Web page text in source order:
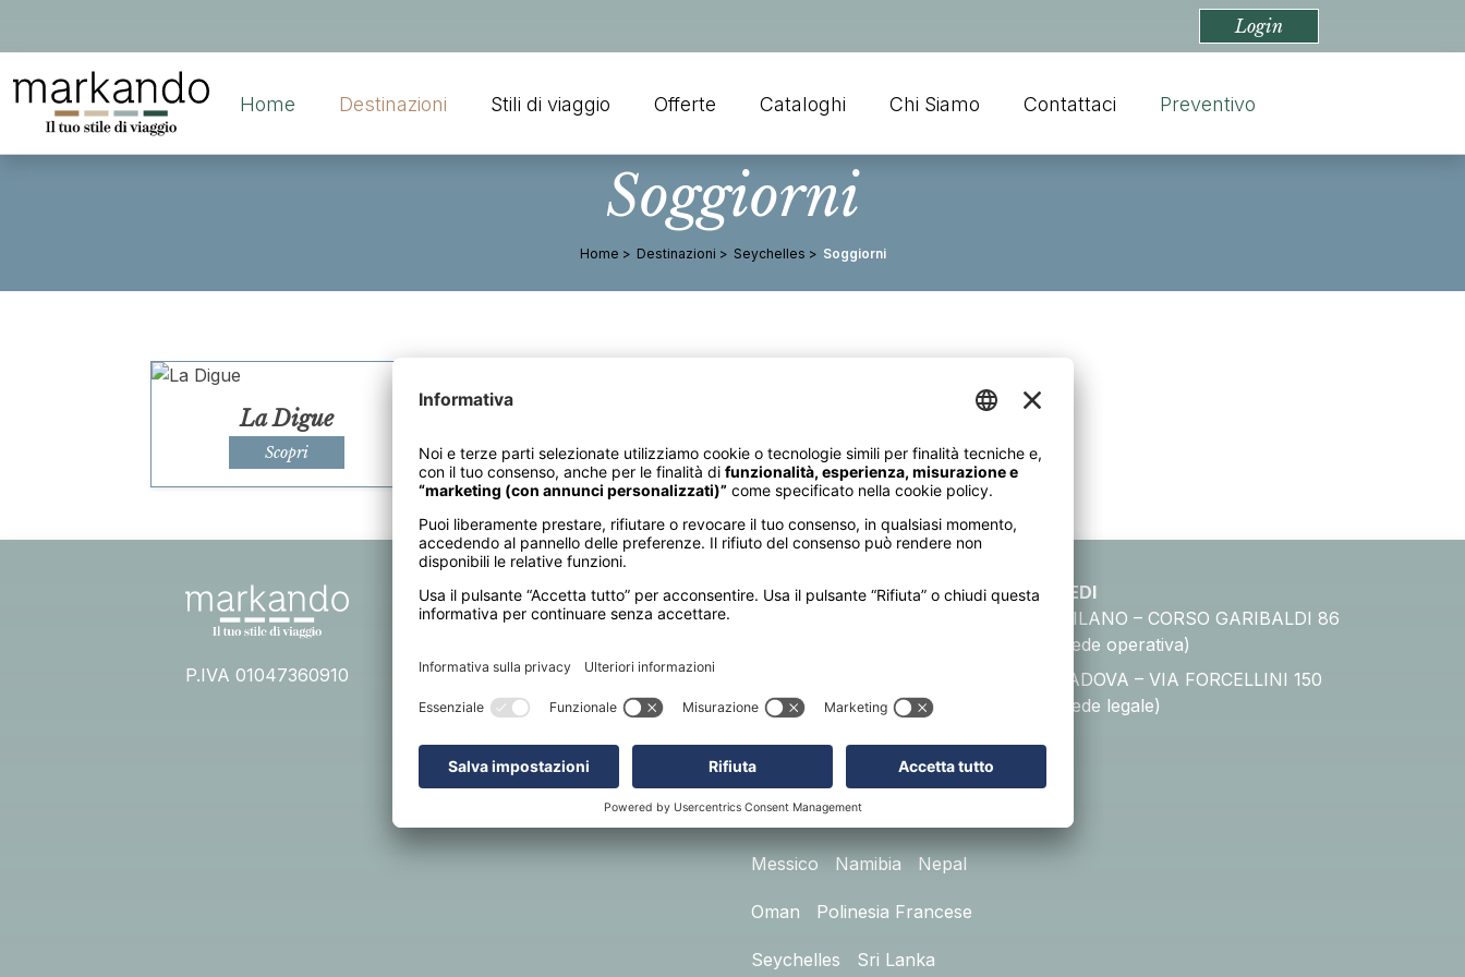
Login
Home Destinazioni Stili di viaggio Offerte Cataloghi Chi Siamo Contattaci Preventivo
Soggiorni
Home Destinazioni Seychelles Soggiorni
La Digue
Scopri Scopri Scopri
P.IVA 01047360910
INFORMAZIONI
Privacy Policy
Cookie Policy
Condizioni di vendita
Assicurazione
DESTINAZIONI
Giordania India Indonesia
Kenya Madagascar Maldive
Malesia e Singapore
Messico Namibia Nepal
Oman Polinesia Francese
Seychelles Sri Lanka
SEDI
MILANO – CORSO GARIBALDI 86
(sede operativa)
PADOVA – VIA FORCELLINI 150
(sede legale)